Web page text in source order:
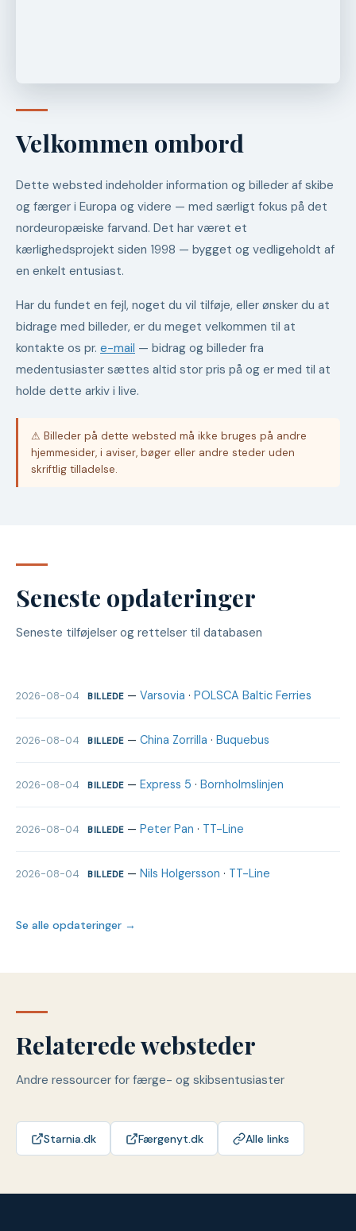
Velkommen ombord
Dette websted indeholder information og billeder af skibe
og færger i Europa og videre — med særligt fokus på det
nordeuropæiske farvand. Det har været et
kærlighedsprojekt siden 1998 — bygget og vedligeholdt af
en enkelt entusiast.
Har du fundet en fejl, noget du vil tilføje, eller ønsker du at
bidrage med billeder, er du meget velkommen til at
kontakte os pr. e-mail — bidrag og billeder fra
medentusiaster sættes altid stor pris på og er med til at
holde dette arkiv i live.
⚠ Billeder på dette websted må ikke bruges på andre
hjemmesider, i aviser, bøger eller andre steder uden
skriftlig tilladelse.
Seneste opdateringer
Seneste tilføjelser og rettelser til databasen
2026-08-04 BILLEDE— Varsovia · POLSCA Baltic Ferries
2026-08-04 BILLEDE— China Zorrilla · Buquebus
2026-08-04 BILLEDE— Express 5 · Bornholmslinjen
2026-08-04 BILLEDE— Peter Pan · TT-Line
2026-08-04 BILLEDE— Nils Holgersson · TT-Line
Se alle opdateringer →
Relaterede websteder
Andre ressourcer for færge- og skibsentusiaster
Starnia.dk Færgenyt.dk Alle links